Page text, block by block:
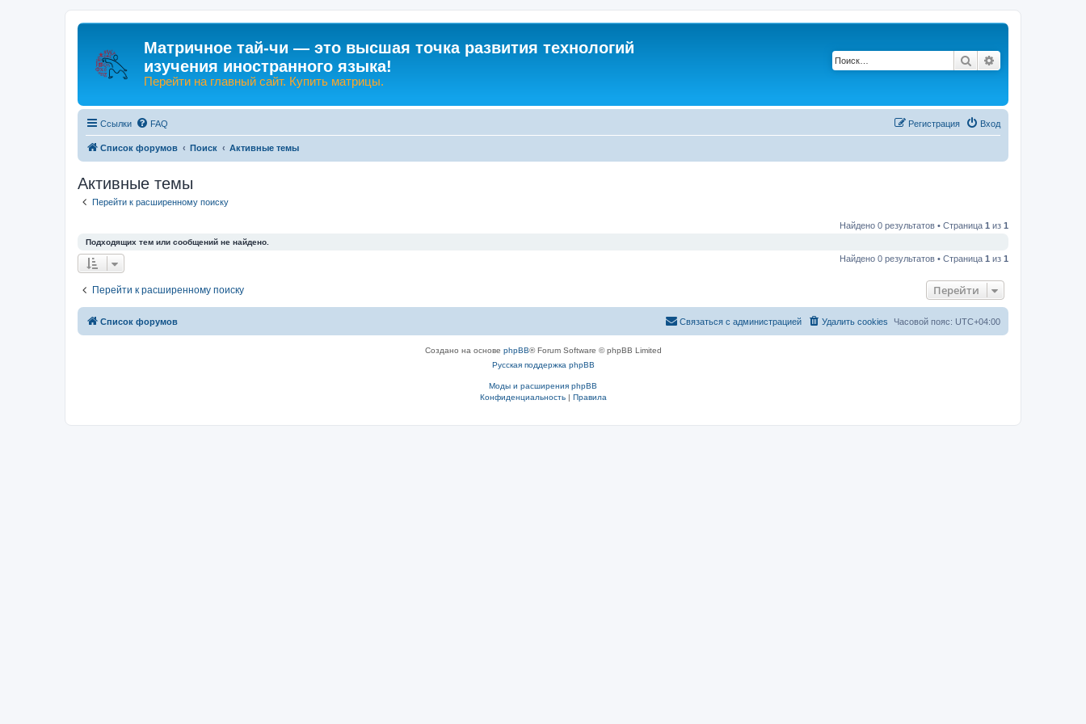
Матричное тай-чи — это высшая точка развития технологий
изучения иностранного языка!
Перейти на главный сайт. Купить матрицы.
Поиск
Ссылки FAQ Вход
Регистрация
Список форумов Поиск Активные темы
Активные темы
Перейти к расширенному поиску
Найдено 0 результатов • Страница 1 из 1
Подходящих тем или сообщений не найдено.
Найдено 0 результатов • Страница 1 из 1
Перейти к расширенному поиску Перейти
Список форумов Часовой пояс: UTC+04:00
Удалить cookies
Связаться с администрацией
Создано на основе phpBB® Forum Software © phpBB Limited
Русская поддержка phpBB
Моды и расширения phpBB
Конфиденциальность| Правила